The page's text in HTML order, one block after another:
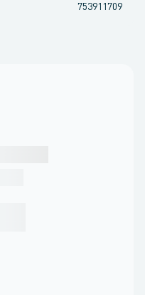
753911709